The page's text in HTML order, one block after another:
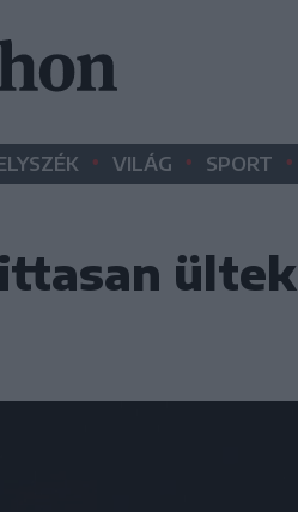
• VILÁG • SPORT •
ültek